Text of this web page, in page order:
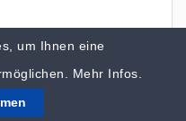
um Ihnen eine
Mehr Infos.